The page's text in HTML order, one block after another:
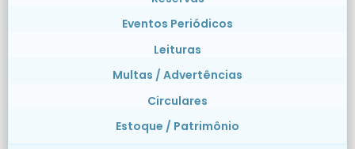
Eventos Periódicos
Leituras
Multas / Advertências
Circulares
Estoque / Patrimônio